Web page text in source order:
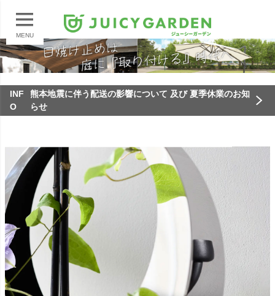
MENU
INF
O
熊本地震に伴う配送の影響について 及び 夏季休業のお知
らせ